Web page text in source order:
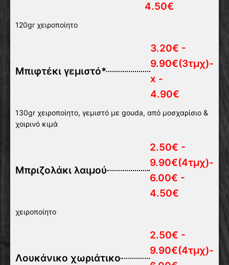
4.50€
120gr χειροποίητο
Μπιφτέκι γεμιστό*
3.20€ -
9.90€(3τμχ)-
x -
4.90€
130gr χειροποίητο, γεμιστό με gouda, από μοσχαρίσιο &
χοιρινό κιμά
Μπριζολάκι λαιμού
2.50€ -
9.90€(4τμχ)-
6.00€ -
4.50€
χειροποίητο
Λουκάνικο χωριάτικο
2.50€ -
9.90€(4τμχ)-